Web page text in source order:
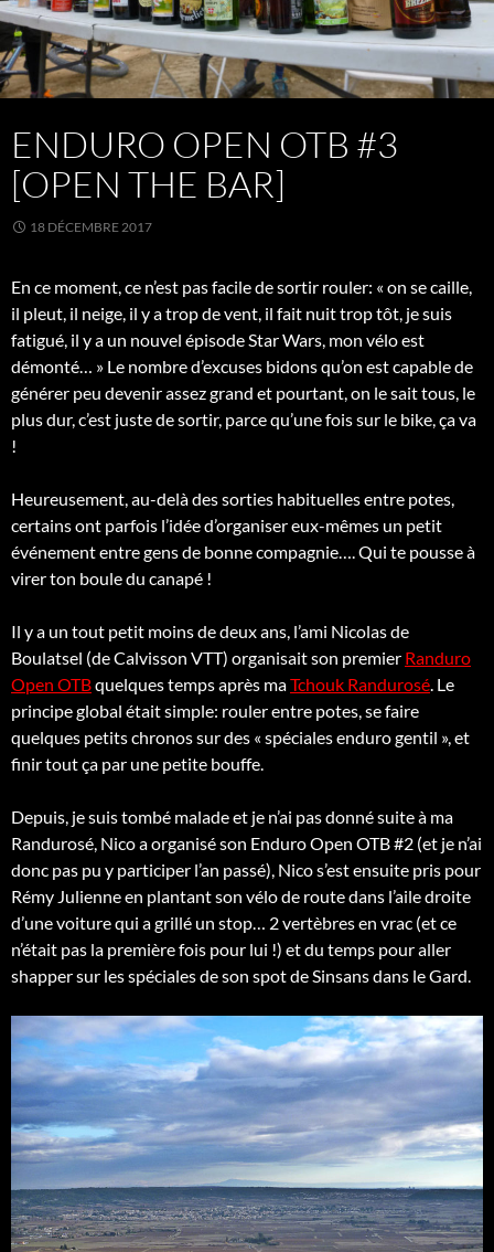
ENDURO OPEN OTB #3
[OPEN THE BAR]
18 DÉCEMBRE 2017
En ce moment, ce n’est pas facile de sortir rouler: « on se caille,
il pleut, il neige, il y a trop de vent, il fait nuit trop tôt, je suis
fatigué, il y a un nouvel épisode Star Wars, mon vélo est
démonté… » Le nombre d’excuses bidons qu’on est capable de
générer peu devenir assez grand et pourtant, on le sait tous, le
plus dur, c’est juste de sortir, parce qu’une fois sur le bike, ça va
!
Heureusement, au-delà des sorties habituelles entre potes,
certains ont parfois l’idée d’organiser eux-mêmes un petit
événement entre gens de bonne compagnie…. Qui te pousse à
virer ton boule du canapé !
Il y a un tout petit moins de deux ans, l’ami Nicolas de
Boulatsel (de Calvisson VTT) organisait son premier Randuro
Open OTBquelques temps après maTchouk Randurosé. Le
principe global était simple: rouler entre potes, se faire
quelques petits chronos sur des « spéciales enduro gentil », et
finir tout ça par une petite bouffe.
Depuis, je suis tombé malade et je n’ai pas donné suite à ma
Randurosé, Nico a organisé son Enduro Open OTB #2 (et je n’ai
donc pas pu y participer l’an passé), Nico s’est ensuite pris pour
Rémy Julienne en plantant son vélo de route dans l’aile droite
d’une voiture qui a grillé un stop… 2 vertèbres en vrac (et ce
n’était pas la première fois pour lui !) et du temps pour aller
shapper sur les spéciales de son spot de Sinsans dans le Gard.